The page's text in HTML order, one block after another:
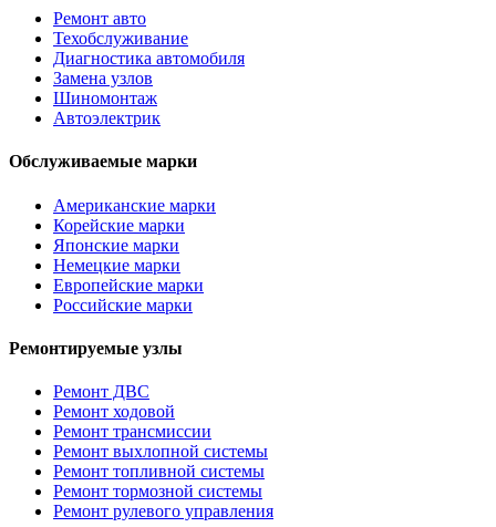
Ремонт авто
Техобслуживание
Диагностика автомобиля
Замена узлов
Шиномонтаж
Автоэлектрик
Обслуживаемые марки
Американские марки
Корейские марки
Японские марки
Немецкие марки
Европейские марки
Российские марки
Ремонтируемые узлы
Ремонт ДВС
Ремонт ходовой
Ремонт трансмиссии
Ремонт выхлопной системы
Ремонт топливной системы
Ремонт тормозной системы
Ремонт рулевого управления